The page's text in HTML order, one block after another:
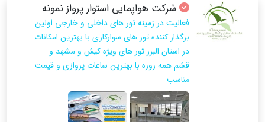
شرکت هواپمایی استوار پرواز نمونه
فعالیت در زمینه تور های داخلی و خارجی اولین
برگذار کننده تور های سوارکاری با بهترین امکانات
در استان البرز تور های ویژه کیش و مشهد و
قشم همه روزه با بهترین ساعات پروازی و قیمت
مناسب